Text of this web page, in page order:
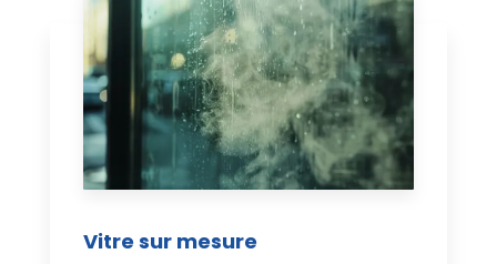
Vitre sur mesure